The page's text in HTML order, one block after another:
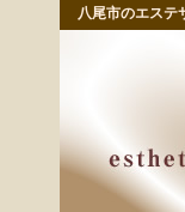
八尾市のエステ